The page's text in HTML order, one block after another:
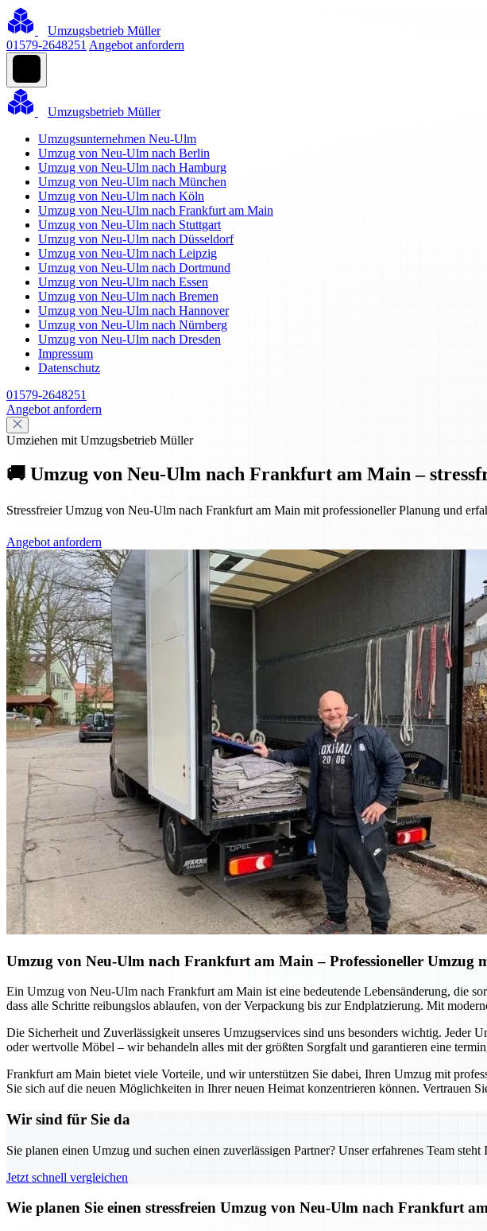
Umzugsbetrieb Müller
01579-2648251 Angebot anfordern
Umzugsbetrieb Müller
Umzugsunternehmen Neu-Ulm
Umzug von Neu-Ulm nach Berlin
Umzug von Neu-Ulm nach Hamburg
Umzug von Neu-Ulm nach München
Umzug von Neu-Ulm nach Köln
Umzug von Neu-Ulm nach Frankfurt am Main
Umzug von Neu-Ulm nach Stuttgart
Umzug von Neu-Ulm nach Düsseldorf
Umzug von Neu-Ulm nach Leipzig
Umzug von Neu-Ulm nach Dortmund
Umzug von Neu-Ulm nach Essen
Umzug von Neu-Ulm nach Bremen
Umzug von Neu-Ulm nach Hannover
Umzug von Neu-Ulm nach Nürnberg
Umzug von Neu-Ulm nach Dresden
Impressum
Datenschutz
01579-2648251
Angebot anfordern
Umziehen mit Umzugsbetrieb Müller
🚚 Umzug von Neu-Ulm nach Frankfurt am Main –
Stressfreier Umzug von Neu-Ulm nach Frankfurt am Main mit professioneller Planung und
Angebot anfordern
Umzug von Neu-Ulm nach Frankfurt am Main – Professioneller Umzug
Ein Umzug von Neu-Ulm nach Frankfurt am Main ist eine bedeutende Lebensänderung, die
dass alle Schritte reibungslos ablaufen, von der Verpackung bis zur Endplatzierung. Mit
Die Sicherheit und Zuverlässigkeit unseres Umzugservices sind uns besonders wichtig.
oder wertvolle Möbel – wir behandeln alles mit der größten Sorgfalt und garantieren eine
Frankfurt am Main bietet viele Vorteile, und wir unterstützen Sie dabei, Ihren Umzug mit
Sie sich auf die neuen Möglichkeiten in Ihrer neuen Heimat konzentrieren können. Vertrauen
Wir sind für Sie da
Sie planen einen Umzug und suchen einen zuverlässigen Partner? Unser erfahrenes Team
Jetzt schnell vergleichen
Wie planen Sie einen stressfreien Umzug von Neu-Ulm nach Frankfurt